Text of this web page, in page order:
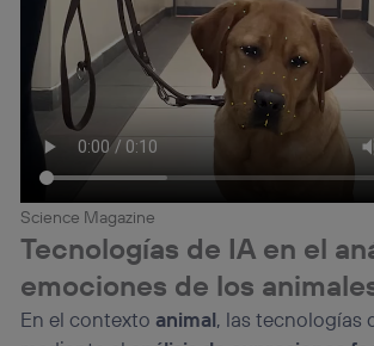
Science Magazine
Tecnologías de IA en el
emociones de los
En el contexto animal, las tecnologías